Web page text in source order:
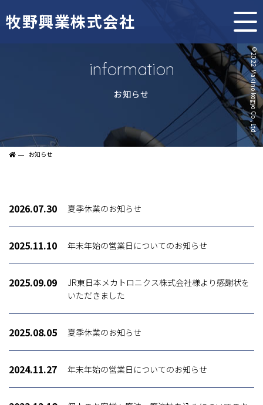
牧野興業株式会社
information
お知らせ
お知らせ
2026.07.30 夏季休業のお知らせ
2025.11.10 年末年始の営業日についてのお知らせ
2025.09.09
JR東日本メカトロニクス株式会社様より感謝状を
いただきました
2025.08.05 夏季休業のお知らせ
2024.11.27 年末年始の営業日についてのお知らせ